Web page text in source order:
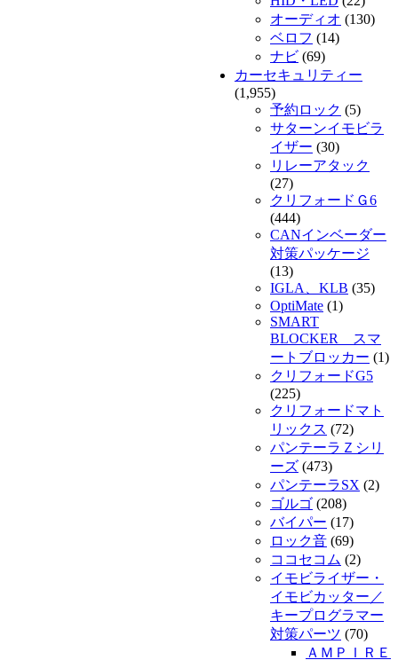
オーディオ (130)
ベロフ (14)
ナビ (69)
カーセキュリティー
(1,955)
予約ロック (5)
サターンイモビラ
イザー (30)
リレーアタック
(27)
クリフォードＧ6
(444)
CANインベーダー
対策パッケージ
(13)
IGLA、KLB (35)
OptiMate (1)
SMART
BLOCKER スマ
ートブロッカー (1)
クリフォードG5
(225)
クリフォードマト
リックス (72)
パンテーラＺシリ
ーズ (473)
パンテーラSX (2)
ゴルゴ (208)
バイパー (17)
ロック音 (69)
ココセコム (2)
イモビライザー・
イモビカッター／
キープログラマー
対策パーツ (70)
ＡＭＰＩＲＥ